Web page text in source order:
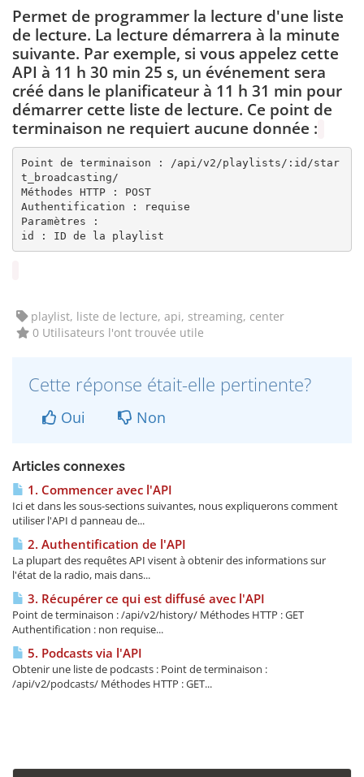
Permet de programmer la lecture d'une liste
de lecture. La lecture démarrera à la minute
suivante. Par exemple, si vous appelez cette
API à 11 h 30 min 25 s, un événement sera
créé dans le planificateur à 11 h 31 min pour
démarrer cette liste de lecture. Ce point de
terminaison ne requiert aucune donnée :
Point de terminaison : /api/v2/playlists/:id/star
t_broadcasting/
Méthodes HTTP : POST
Authentification : requise
Paramètres :
id : ID de la playlist
playlist, liste de lecture, api, streaming, center
0 Utilisateurs l'ont trouvée utile
Cette réponse était-elle pertinente?
Oui Non
Articles connexes
1. Commencer avec l'API
Ici et dans les sous-sections suivantes, nous expliquerons comment
utiliser l'API d panneau de...
2. Authentification de l'API
La plupart des requêtes API visent à obtenir des informations sur
l'état de la radio, mais dans...
3. Récupérer ce qui est diffusé avec l'API
Point de terminaison : /api/v2/history/ Méthodes HTTP : GET
Authentification : non requise...
5. Podcasts via l'API
Obtenir une liste de podcasts : Point de terminaison :
/api/v2/podcasts/ Méthodes HTTP : GET...